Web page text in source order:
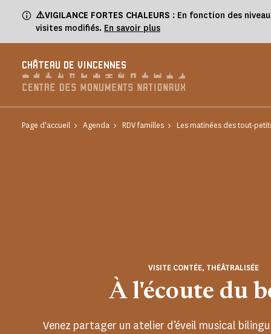
⚠️VIGILANCE FORTES CHALEURS : En fonction des
visites modifiés. En savoir plus
CHÂTEAU DE VINCENNES
Page d'accueil Agenda RDV familles Les matinées des tout-
À l'écoute du
VISITE CONTÉE, THÉÂTRALISÉE
Venez partager un atelier d’éveil musical